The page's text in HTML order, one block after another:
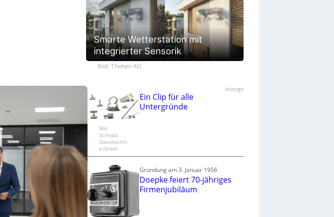
Smarte Wetterstation mit
integrierter Sensorik
Bild: Theben AG
Anzeige
Bild:
Schnabl
Stecktechni
k GmbH
Ein Clip für alle
Untergründe
Gründung am 3. Januar 1956
Doepke feiert 70-jähriges
Firmenjubiläum